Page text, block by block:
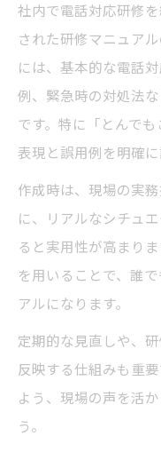
社内で電話対応研修
された研修マニュア
には、基本的な電話
例、緊急時の対処法
です。特に「とんで
表現と誤用例を明確に
作成時は、現場の実
に、リアルなシチュ
ると実用性が高まり
を用いることで、誰
アルになります。
定期的な見直しや、
反映する仕組みも重
よう、現場の声を活
う。